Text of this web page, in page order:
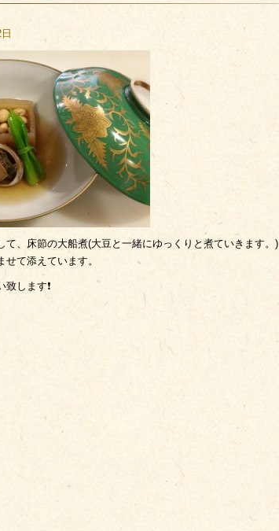
て、床節の大船煮(大豆と一緒にゆっくりと煮ていきます。)
て添えています。
します❗